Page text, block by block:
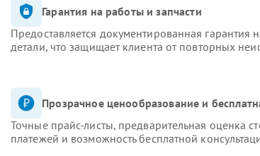
Гарантия на работы и запчасти
Предоставляется документированная
детали, что защищает клиента от повторных
Прозрачное ценообразование и
Точные прайс-листы, предварительная оценка
платежей и возможность бесплатной